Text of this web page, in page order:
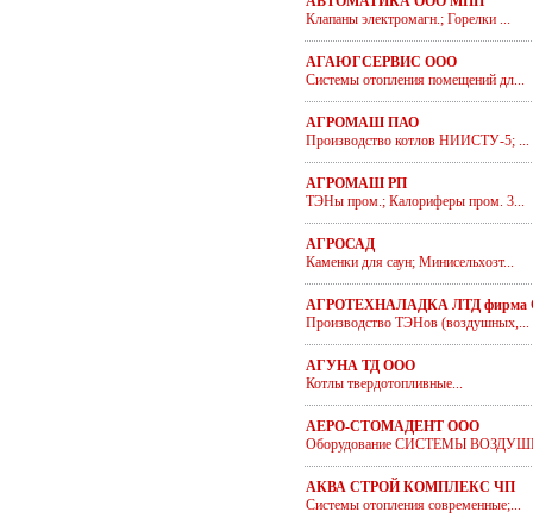
Клапаны электромагн.; Горелки ...
АГАЮГСЕРВИС ООО
Системы отопления помещений дл...
АГРОМАШ ПАО
Производство котлов НИИСТУ-5; ...
АГРОМАШ РП
ТЭНы пром.; Калориферы пром. 3...
АГРОСАД
Каменки для саун; Минисельхозт...
АГРОТЕХНАЛАДКА ЛТД фирма
Производство ТЭНов (воздушных,...
АГУНА ТД ООО
Котлы твердотопливные...
АЕРО-СТОМАДЕНТ ООО
Оборудование СИСТЕМЫ
АКВА СТРОЙ КОМПЛЕКС ЧП
Системы отопления современные;...